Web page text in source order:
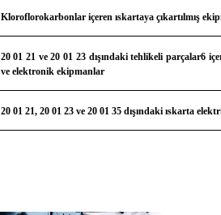
Kloroflorokarbonlar içeren ıskartaya çıkartılmış
20 01 21 ve 20 01 23 dışındaki tehlikeli parçalar6
ve elektronik ekipmanlar
20 01 21, 20 01 23 ve 20 01 35 dışındaki ıskarta